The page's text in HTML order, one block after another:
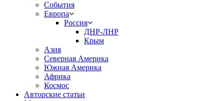
События
Европа
Россия
ДНР-ЛНР
Крым
Азия
Северная Америка
Южная Америка
Африка
Космос
Авторские статьи